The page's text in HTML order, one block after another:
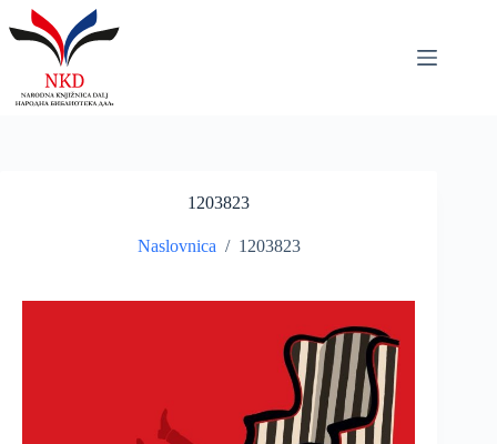
to
content
1203823
Naslovnica / 1203823